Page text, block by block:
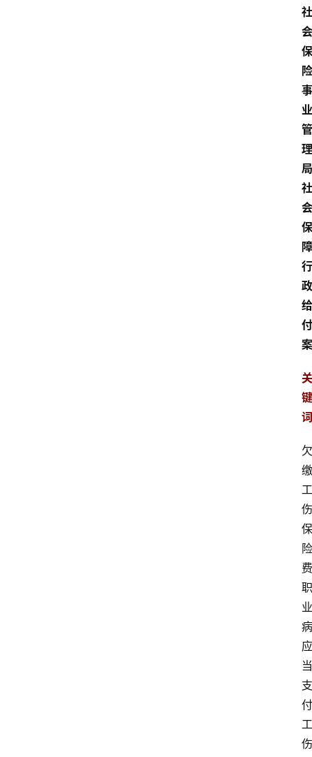
社
会
保
险
事
业
管
理
局
社
会
保
障
行
政
给
付
案
关
键
词
欠
缴
工
伤
保
险
费
职
业
病
应
当
支
付
工
伤